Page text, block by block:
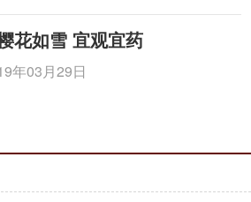
花如雪 宜观宜药
年03月29日